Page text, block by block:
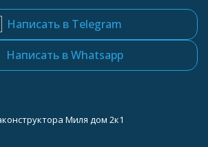
Написать в Telegram
Написать в Whatsapp
Миля дом 2к1